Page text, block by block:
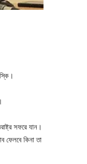
সফরে যান।
ফেলবে কিনা তা